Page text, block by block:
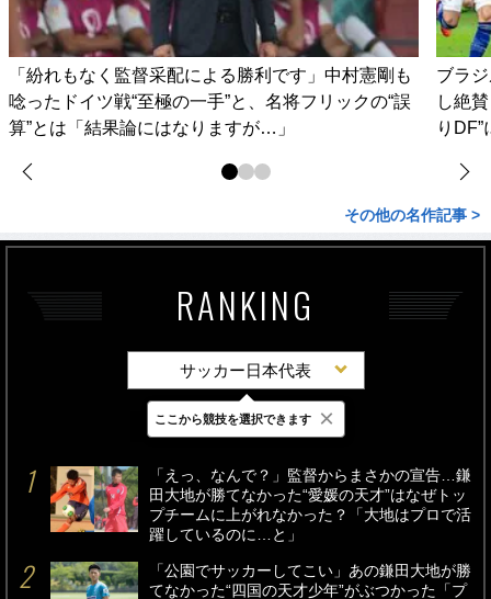
「紛れもなく監督采配による勝利です」中村憲剛も
唸ったドイツ戦“至極の一手”と、名将フリックの“誤
算”とは「結果論にはなりますが…」
ブラ
し絶
り
その他の名作記事 >
RANKING
サッカー日本代表
最新 24時間 週間
「えっ、なんで？」監督からまさかの宣告…鎌
田大地が勝てなかった“愛媛の天才”はなぜトッ
プチームに上がれなかった？「大地はプロで活
躍しているのに…と」
「公園でサッカーしてこい」あの鎌田大地が勝
てなかった“四国の天才少年”がぶつかった「プ
ここから競技を選択できます ×